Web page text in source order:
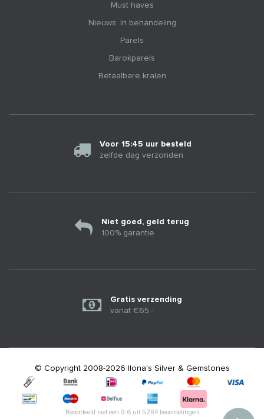
Must haves
Nieuws: In behandeling
Parels
Barokparels
Betaalbare kralen
Voor 15:45 uur besteld
zelfde dag verzonden
Niet goed, geld terug
100% garantie
Gratis verzending
vanaf €65.-
© Copyright 2008-2026 Ilona's Silver & Gemstones
Beoordeeld met een 9.6uit 5284beoordelingen